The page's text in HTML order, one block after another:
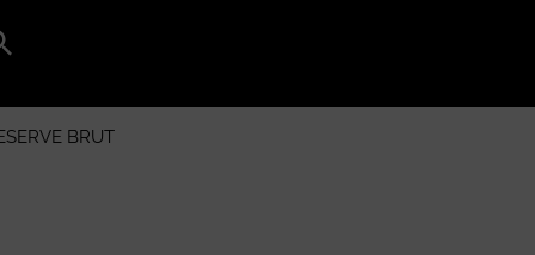
BRUT